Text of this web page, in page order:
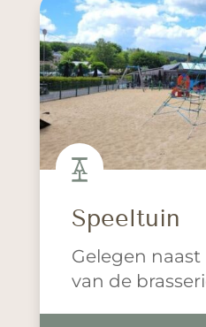

Speeltuin
Gelegen
van de